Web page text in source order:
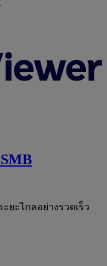
ยะไกลอย่างรวดเร็ว